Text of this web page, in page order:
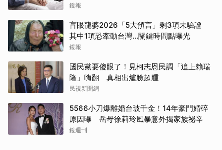
做決定
鏡報
盲眼龍婆2026「5大預言」剩3項未驗證
其中1項恐牽動台灣...關鍵時間點曝光
鏡報
國民黨要傻眼了！見柯志恩民調「追上賴瑞
隆」嗨翻 真相出爐臉超腫
民視新聞網
5566小刀爆離婚台玻千金！14年豪門婚碎
原因曝 岳母徐莉玲風暴意外揭家族祕辛
鏡週刊